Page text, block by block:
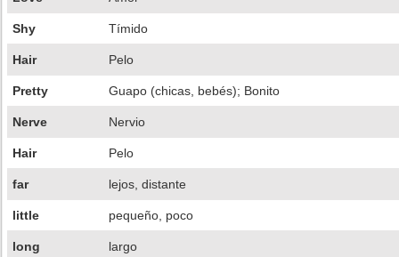
Shy Tímido
Hair Pelo
Pretty Guapo (chicas, bebés); Bonito
Nerve Nervio
Hair Pelo
far lejos, distante
little pequeño, poco
long largo